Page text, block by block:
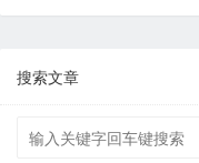
搜索文章